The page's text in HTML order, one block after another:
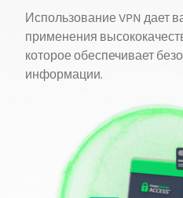
Использование VPN дает
применения
которое обеспечивает
информации.